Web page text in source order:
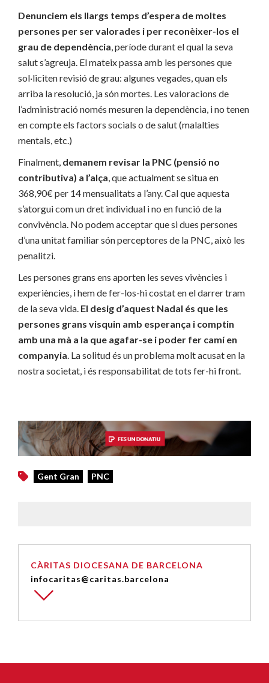
Denunciem els llargs temps d’espera de moltes
persones per ser valorades i per reconèixer-los el
grau de dependència, període durant el qual la seva
salut s’agreuja. El mateix passa amb les persones que
sol·liciten revisió de grau: algunes vegades, quan els
arriba la resolució, ja són mortes. Les valoracions de
l’administració només mesuren la dependència, i no tenen
en compte els factors socials o de salut (malalties
mentals, etc.)
Finalment, demanem revisar la PNC (pensió no
contributiva) a l’alça, que actualment se situa en
368,90€ per 14 mensualitats a l’any. Cal que aquesta
s’atorgui com un dret individual i no en funció de la
convivència. No podem acceptar que si dues persones
d’una unitat familiar són perceptores de la PNC, això les
penalitzi.
Les persones grans ens aporten les seves vivències i
experiències, i hem de fer-los-hi costat en el darrer tram
de la seva vida. El desig d’aquest Nadal és que les
persones grans visquin amb esperança i comptin
amb una mà a la que agafar-se i poder fer camí en
companyia. La solitud és un problema molt acusat en la
nostra societat, i és responsabilitat de tots fer-hi front.
Gent Gran PNC
CÀRITAS DIOCESANA DE BARCELONA
infocaritas@caritas.barcelona